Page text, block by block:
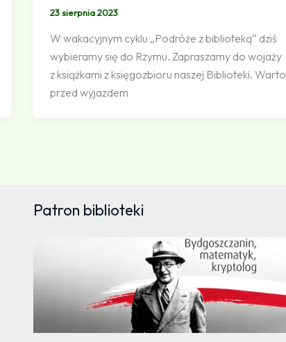
23 sierpnia 2023
W wakacyjnym cyklu „Podróże z biblioteką“ dziś
wybieramy się do Rzymu. Zapraszamy do wojaży
z książkami z księgozbioru naszej Biblioteki. Warto
przed wyjazdem
Patron biblioteki